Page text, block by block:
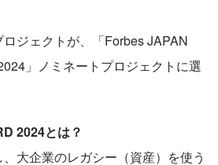
ジェクトが、「Forbes JAPAN
」ノミネートプロジェクトに選
2024とは？
大企業のレガシー（資産）を使う